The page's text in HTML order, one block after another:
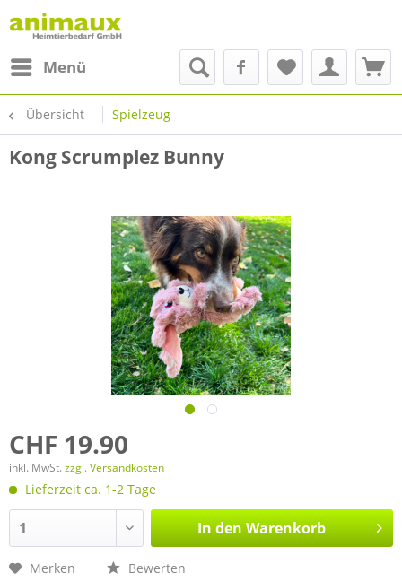
Menü
Übersicht Spielzeug
Kong Scrumplez Bunny
CHF 19.90
inkl. MwSt. zzgl. Versandkosten
Lieferzeit ca. 1-2 Tage
In den Warenkorb
Merken Bewerten